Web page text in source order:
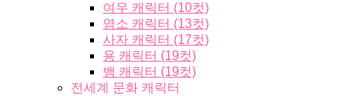
여우 캐릭터 (10컷)
염소 캐릭터 (13컷)
사자 캐릭터 (17컷)
용 캐릭터 (19컷)
뱀 캐릭터 (19컷)
전세계 문화 캐릭터